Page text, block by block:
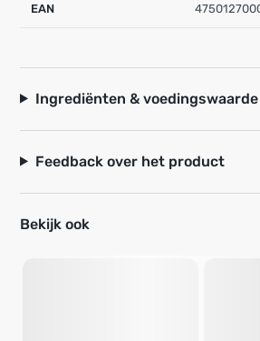
EAN
Ingrediënten & voedingswaarde
Feedback over het product
Bekijk ook